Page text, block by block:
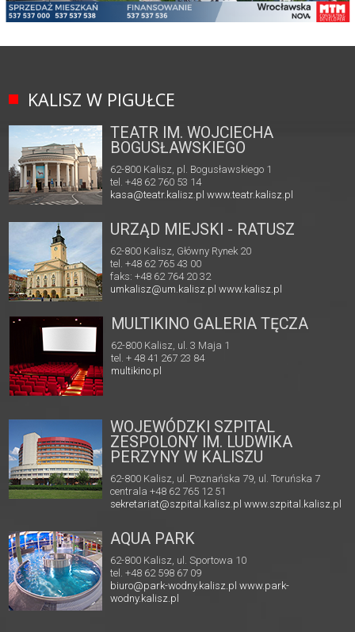
KALISZ W PIGUŁCE
TEATR IM. WOJCIECHA
BOGUSŁAWSKIEGO
62-800 Kalisz, pl. Bogusławskiego 1
tel. +48 62 760 53 14
kasa@teatr.kalisz.pl www.teatr.kalisz.pl
URZĄD MIEJSKI - RATUSZ
62-800 Kalisz, Główny Rynek 20
tel. +48 62 765 43 00
faks: +48 62 764 20 32
umkalisz@um.kalisz.plwww.kalisz.pl
MULTIKINO GALERIA TĘCZA
62-800 Kalisz, ul. 3 Maja 1
tel. + 48 41 267 23 84
multikino.pl
WOJEWÓDZKI SZPITAL
ZESPOLONY IM. LUDWIKA
PERZYNY W KALISZU
62-800 Kalisz, ul. Poznańska 79, ul. Toruńska 7
centrala +48 62 765 12 51
sekretariat@szpital.kalisz.pl www.szpital.kalisz.pl
AQUA PARK
62-800 Kalisz, ul. Sportowa 10
tel. +48 62 598 67 09
biuro@park-wodny.kalisz.pl www.park-
wodny.kalisz.pl